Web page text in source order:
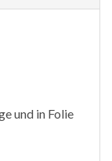
und in Folie